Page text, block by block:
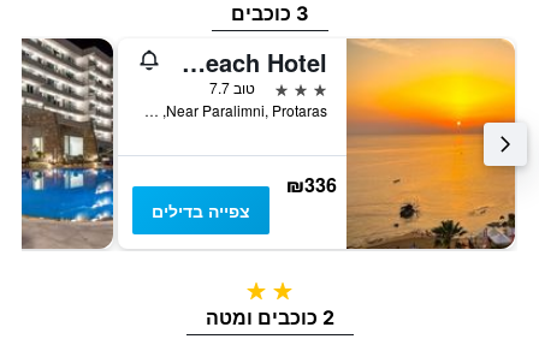
3 כוכבים
Silver Sands Beach Hotel
3 כוכבים
טוב 7.7
Near Paralimni, Protaras, קפריסין
₪336
צפייה בדילים
2 כוכבים
2 כוכבים ומטה